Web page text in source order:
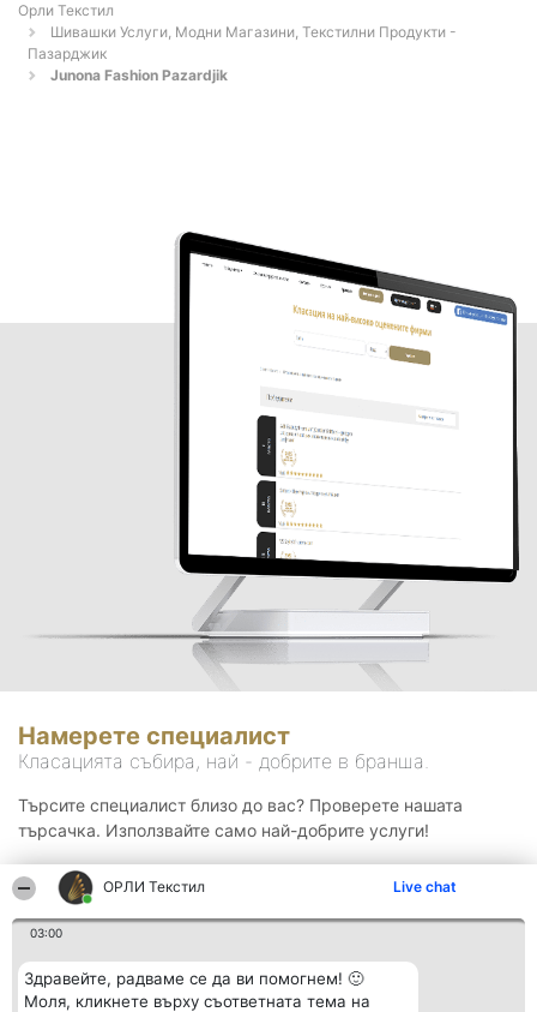
ОРЛИ Текстил Live chat
03:00
Здравейте, радваме се да ви помогнем! 🙂
Моля, кликнете върху съответната тема на
Орли Текстил
Шивашки Услуги, Модни Магазини, Текстилни Продукти -
Пазарджик
Junona Fashion Pazardjik
Намерете специалист
Класацията събира, най - добрите в бранша.
Търсите специалист близо до вас? Проверете нашата
търсачка. Използвайте само най-добрите услуги!